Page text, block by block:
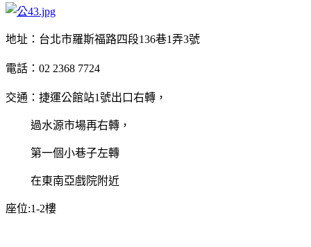
地址：台北市羅斯福路四段136巷1弄3號
電話：02 2368 7724
交通：捷運公館站1號出口右轉，
過水源市場再右轉，
第一個小巷子左轉
在東南亞戲院附近
座位:1-2樓